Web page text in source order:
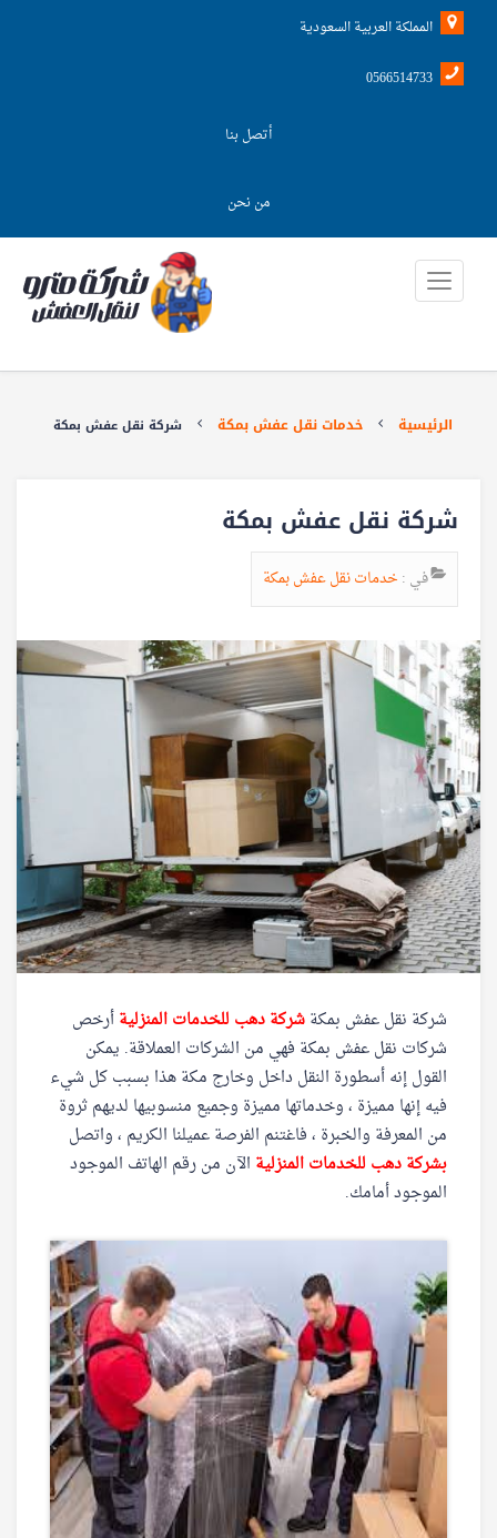
المملكة العربية السعودية
0566514733
أتصل بنا
من نحن
الرئيسية خدمات نقل عفش بمكة شركة نقل عفش بمكة
شركة نقل عفش بمكة
في : خدمات نقل عفش بمكة
شركة نقل عفش بمكةشركة دهب للخدمات المنزليةأرخص
شركات نقل عفش بمكة فهي من الشركات العملاقة. يمكن
القول إنه أسطورة النقل داخل وخارج مكة هذا بسبب كل شيء
فيه إنها مميزة ، وخدماتها مميزة وجميع منسوبيها لديهم ثروة
من المعرفة والخبرة ، فاغتنم الفرصة عميلنا الكريم ، واتصل
بشركة دهب للخدمات المنزلية الآن من رقم الهاتف الموجود
الموجود أمامك.